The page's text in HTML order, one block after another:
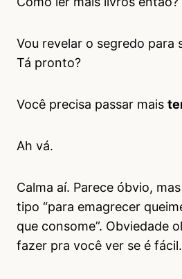
Vou revelar o segredo para
Tá pronto?
Você precisa passar mais
Ah vá.
Calma aí. Parece óbvio,
tipo “para emagrecer
que consome”. Obviedade
fazer pra você ver se é fácil.